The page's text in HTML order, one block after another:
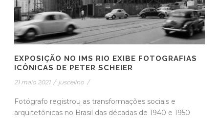
EXPOSIÇÃO NO IMS RIO EXIBE FOTOGRAFIAS
ICÔNICAS DE PETER SCHEIER
21 maio 2021 / juscelino /
Fotógrafo registrou as transformações sociais e
arquitetônicas no Brasil das décadas de 1940 e 1950